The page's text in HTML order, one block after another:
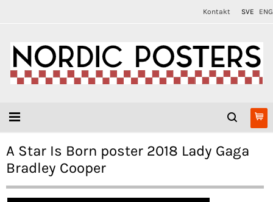
Kontakt SVE ENG
A Star Is Born poster 2018 Lady Gaga
Bradley Cooper